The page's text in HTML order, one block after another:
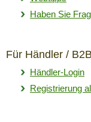
Haben Sie
Für Händler /
Händler-Login
Registrierung